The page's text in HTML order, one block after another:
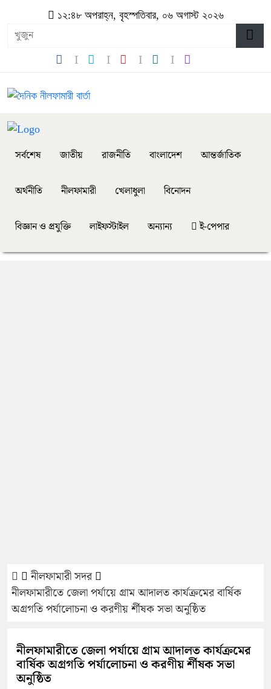
১২:৪৮ অপরাহ্ন, বৃহস্পতিবার, ০৬ অগাস্ট ২০২৬
সর্বশেষ জাতীয় রাজনীতি বাংলাদেশ আন্তর্জাতিক
অর্থনীতি নীলফামারী খেলাধুলা বিনোদন
বিজ্ঞান ও প্রযুক্তি লাইফস্টাইল অন্যান্য ই-পেপার
নীলফামারী সদর
নীলফামারীতে জেলা পর্যায়ে গ্রাম আদালত কার্যক্রমের বার্ষিক
অগ্রগতি পর্যালোচনা ও করণীয় র্শীষক সভা অনুষ্ঠিত
নীলফামারীতে জেলা পর্যায়ে গ্রাম আদালত কার্যক্রমের
বার্ষিক অগ্রগতি পর্যালোচনা ও করণীয় র্শীষক সভা
অনুষ্ঠিত